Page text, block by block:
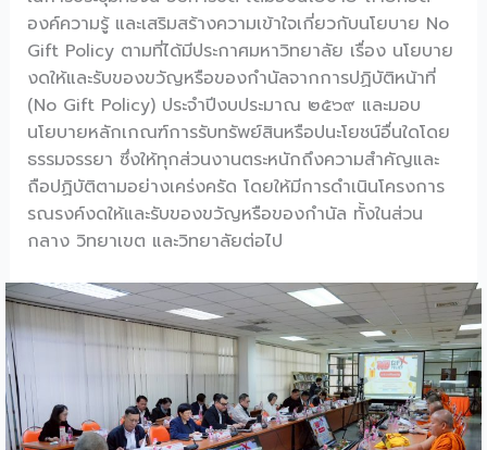
องค์ความรู้ และเสริมสร้างความเข้าใจเกี่ยวกับนโยบาย No
Gift Policy ตามที่ได้มีประกาศมหาวิทยาลัย เรื่อง นโยบาย
งดให้และรับของขวัญหรือของกำนัลจากการปฏิบัติหน้าที่
(No Gift Policy) ประจำปีงบประมาณ ๒๕๖๙ และมอบ
นโยบายหลักเกณฑ์การรับทรัพย์สินหรือปนะโยชน์อื่นใดโดย
ธรรมจรรยา ซึ่งให้ทุกส่วนงานตระหนักถึงความสำคัญและ
ถือปฏิบัติตามอย่างเคร่งครัด โดยให้มีการดำเนินโครงการ
รณรงค์งดให้และรับของขวัญหรือของกำนัล ทั้งในส่วน
กลาง วิทยาเขต และวิทยาลัยต่อไป